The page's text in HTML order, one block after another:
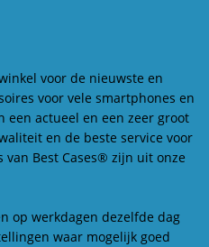
voor de nieuwste en
voor vele smartphones en
een actueel en een zeer groot
en de beste service voor
Best Cases® zijn uit onze
op werkdagen dezelfde dag
waar mogelijk goed